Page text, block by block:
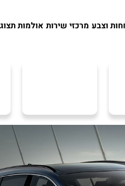
וצבע מרכזי שירות אולמות